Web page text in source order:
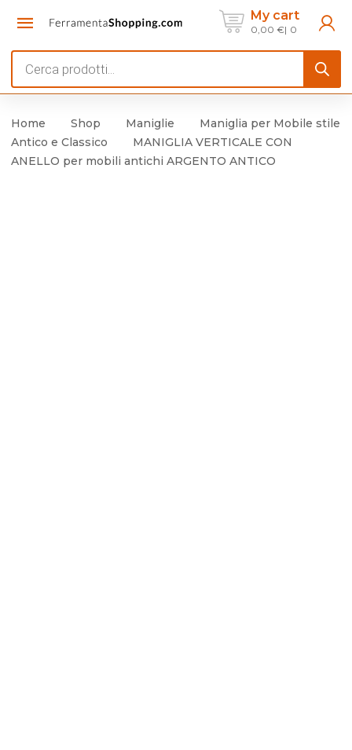
My cart
0,00 € 0
search
Home Shop Maniglie
Maniglia per Mobile stile
Antico e Classico
MANIGLIA VERTICALE CON
ANELLO per mobili antichi ARGENTO ANTICO